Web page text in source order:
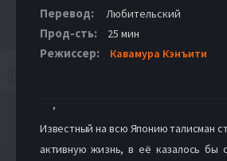
Перевод: Любительский
Прод-сть: 25 мин
Режиссер: Кавамура Кэнъити
,
Известный на всю Японию талисман
активную жизнь, в её казалось бы